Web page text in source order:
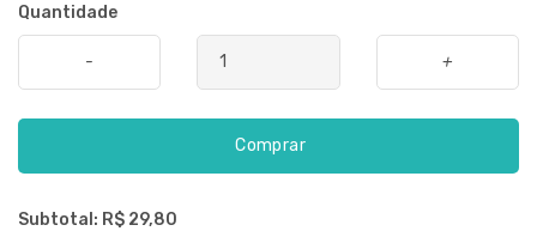
Quantidade
- +
Comprar
Subtotal: R$ 29,80